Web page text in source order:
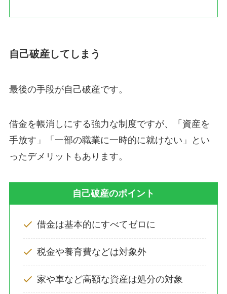
自己破産してしまう
最後の手段が自己破産です。
借金を帳消しにする強力な制度ですが、「資産を
手放す」「一部の職業に一時的に就けない」とい
ったデメリットもあります。
自己破産のポイント
借金は基本的にすべてゼロに
税金や養育費などは対象外
家や車など高額な資産は処分の対象